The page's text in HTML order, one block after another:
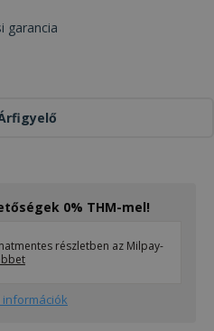
garancia
0% THM-mel!
részletben az Milpay-